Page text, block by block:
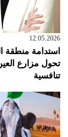
12.05.2026
استدامة
تحول مزارع
تنافسية